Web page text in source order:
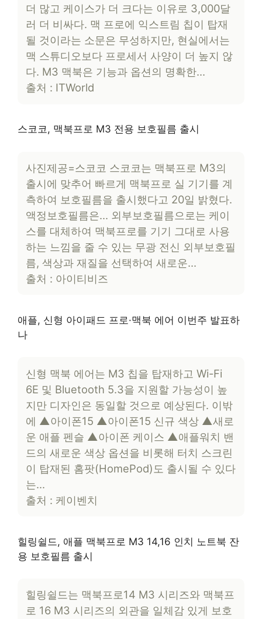
더 많고 케이스가 더 크다는 이유로 3,000달
러 더 비싸다. 맥 프로에 익스트림 칩이 탑재
될 것이라는 소문은 무성하지만, 현실에서는
맥 스튜디오보다 프로세서 사양이 더 높지 않
다. M3 맥북은 기능과 옵션의 명확한…
출처 : ITWorld
스코코, 맥북프로 M3 전용 보호필름 출시
사진제공=스코코 스코코는 맥북프로 M3의
출시에 맞추어 빠르게 맥북프로 실 기기를 계
측하여 보호필름을 출시했다고 20일 밝혔다.
액정보호필름은… 외부보호필름으로는 케이
스를 대체하여 맥북프로를 기기 그대로 사용
하는 느낌을 줄 수 있는 무광 전신 외부보호필
름, 색상과 재질을 선택하여 새로운…
출처 : 아이티비즈
애플, 신형 아이패드 프로·맥북 에어 이번주 발표하
나
신형 맥북 에어는 M3 칩을 탑재하고 Wi-Fi
6E 및 Bluetooth 5.3을 지원할 가능성이 높
지만 디자인은 동일할 것으로 예상된다. 이밖
에 ▲아이폰15 ▲아이폰15 신규 색상 ▲새로
운 애플 펜슬 ▲아이폰 케이스 ▲애플워치 밴
드의 새로운 색상 옵션을 비롯해 터치 스크린
이 탑재된 홈팟(HomePod)도 출시될 수 있다
는…
출처 : 케이벤치
힐링쉴드, 애플 맥북프로 M3 14,16 인치 노트북 잔
용 보호필름 출시
힐링쉴드는 맥북프로14 M3 시리즈와 맥북프
로 16 M3 시리즈의 외관을 일체감 있게 보호